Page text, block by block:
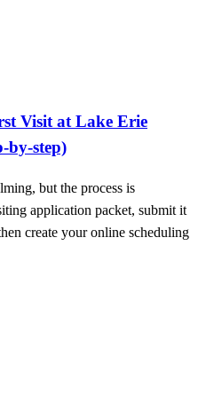
Visit at Lake Erie
by-step)
but the process is
application packet, submit it
create your online scheduling